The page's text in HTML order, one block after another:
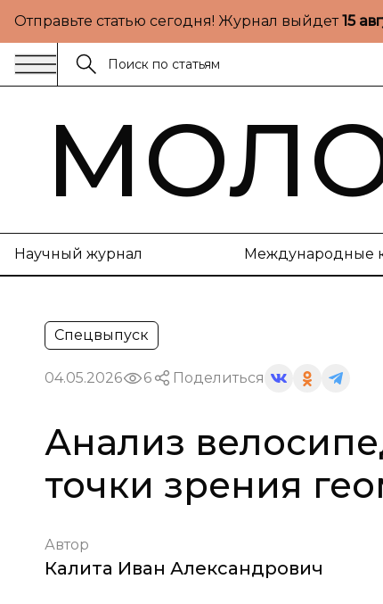
Отправьте статью сегодня! Журнал выйдет15
Научный журнал Международные
Спецвыпуск
04.05.2026 6 Поделиться
Анализ
точки зрения
Автор
Калита Иван Александрович